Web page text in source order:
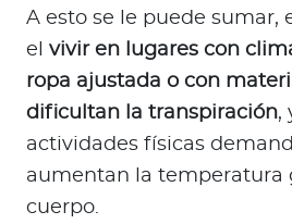
A esto se le puede sumar,
el vivir en lugares con
ropa ajustada o con
dificultan la transpiración,
actividades físicas
aumentan la temperatura
cuerpo.